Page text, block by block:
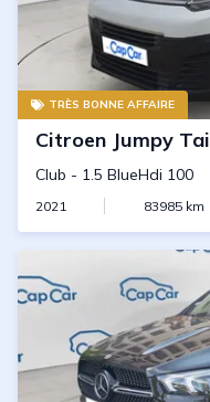
TRÈS BONNE AFFAIRE
Citroen Jumpy
Club - 1.5 BlueHdi 100
2021 83985km